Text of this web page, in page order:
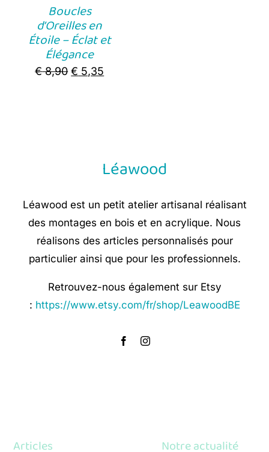
Boucles
d’Oreilles en
Étoile – Éclat et
Élégance
€8,90 Original
€ 5,35
Léawood
Léawood est un petit atelier artisanal réalisant
des montages en bois et en acrylique. Nous
réalisons des articles personnalisés pour
particulier ainsi que pour les professionnels.
Retrouvez-nous également sur Etsy
: https://www.etsy.com/fr/shop/LeawoodBE
Articles Notre actualité